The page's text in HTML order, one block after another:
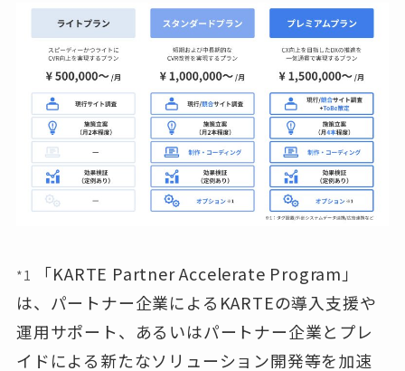
*1
「KARTE Partner Accelerate Program」
は、パートナー企業によるKARTEの導入支援や
運用サポート、あるいはパートナー企業とプレ
イドによる新たなソリューション開発等を加速